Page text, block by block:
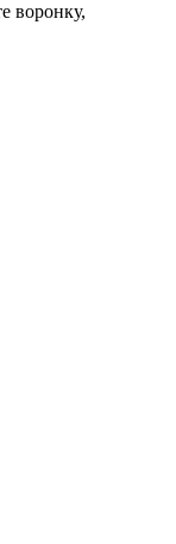
воронку,